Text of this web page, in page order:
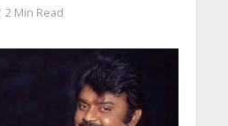
2 Min Read